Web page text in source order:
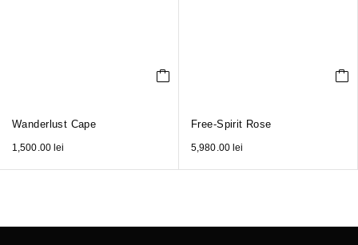
Wanderlust Cape
1,500.00 lei
Free-Spirit Rose
5,980.00 lei